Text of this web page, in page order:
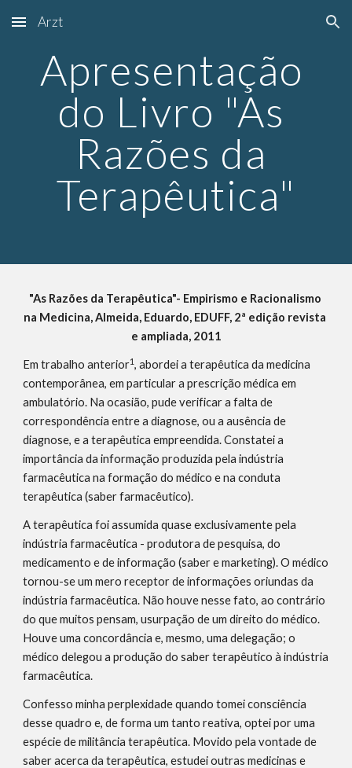
Skip to main content Skip to navigation
Arzt
Apresentação
do Livro "As
Razões da
Terapêutica"
"As Razões da Terapêutica"- Empirismo e Racionalismo
na Medicina, Almeida, Eduardo, EDUFF, 2ª edição revista
e ampliada, 2011
Em trabalho anterior1, abordei a terapêutica da medicina
contemporânea, em particular a prescrição médica em
ambulatório. Na ocasião, pude verificar a falta de
correspondência entre a diagnose, ou a ausência de
diagnose, e a terapêutica empreendida. Constatei a
importância da informação produzida pela indústria
farmacêutica na formação do médico e na conduta
terapêutica (saber farmacêutico).
A terapêutica foi assumida quase exclusivamente pela
indústria farmacêutica - produtora de pesquisa, do
medicamento e de informação (saber e marketing). O médico
tornou-se um mero receptor de informações oriundas da
indústria farmacêutica. Não houve nesse fato, ao contrário
do que muitos pensam, usurpação de um direito do médico.
Houve uma concordância e, mesmo, uma delegação; o
médico delegou a produção do saber terapêutico à indústria
farmacêutica.
Confesso minha perplexidade quando tomei consciência
desse quadro e, de forma um tanto reativa, optei por uma
espécie de militância terapêutica. Movido pela vontade de
saber acerca da terapêutica, estudei outras medicinas e